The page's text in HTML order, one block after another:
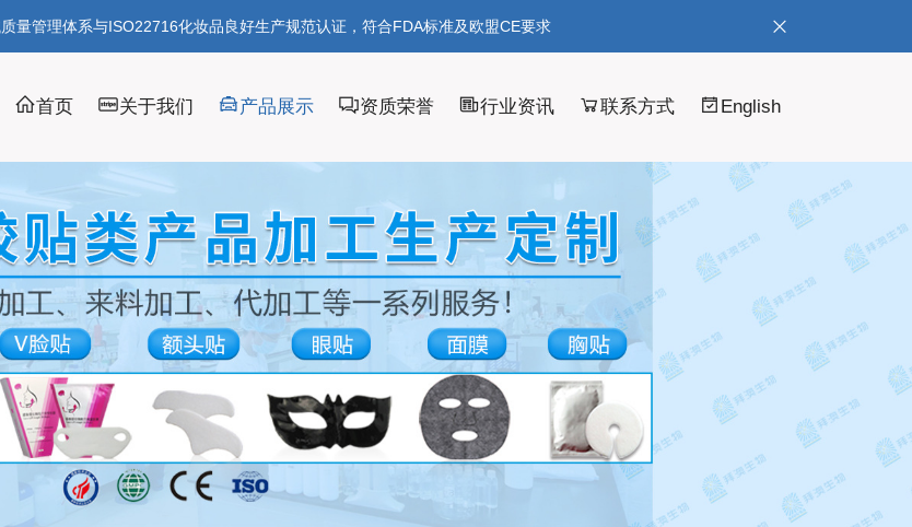
量管理体系与ISO22716化妆品良好生产规范认证，符合FDA标准及欧盟CE要求
首页 关于我们 产品展示 资质荣誉 行业资讯 联系方式 English